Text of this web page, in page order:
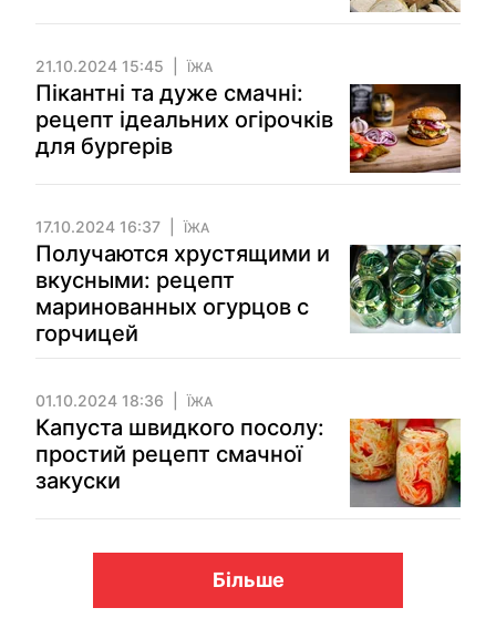
21.10.2024 15:45 ЇЖА
Пікантні та дуже смачні:
рецепт ідеальних огірочків
для бургерів
17.10.2024 16:37 ЇЖА
Получаются хрустящими и
вкусными: рецепт
маринованных огурцов с
горчицей
01.10.2024 18:36 ЇЖА
Капуста швидкого посолу:
простий рецепт смачної
закуски
Більше